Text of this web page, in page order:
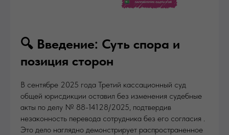
🔍 Введение: Суть спора и
позиция сторон
В сентябре 2025 года Третий кассационный суд
общей юрисдикции оставил без изменения судебные
акты по делу № 88-14128/2025, подтвердив
незаконность перевода сотрудника без его согласия .
Это дело наглядно демонстрирует распространенное